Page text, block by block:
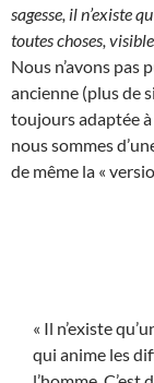
sagesse, il n’existe
toutes choses,
Nous n’avons pas
ancienne (plus de
toujours adaptée
nous sommes
de même la «
« Il n’existe
qui anime les